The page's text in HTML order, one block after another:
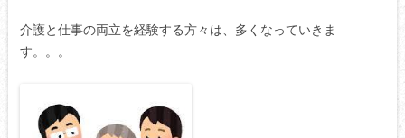
介護と仕事の両立を経験する方々は、多くなっていきま
す。。。